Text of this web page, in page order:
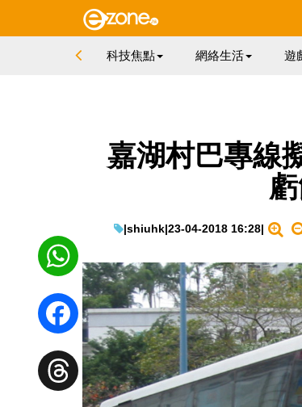
科技焦點 網絡生活 遊
嘉湖村巴專線
|shiuhk|23-04-2018 16:28|
WhatsApp
Facebook